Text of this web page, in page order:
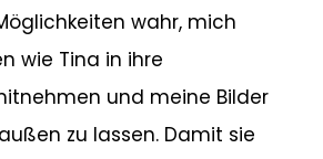
wahr, mich
wie Tina in ihre
und meine Bilder
zu lassen. Damit sie